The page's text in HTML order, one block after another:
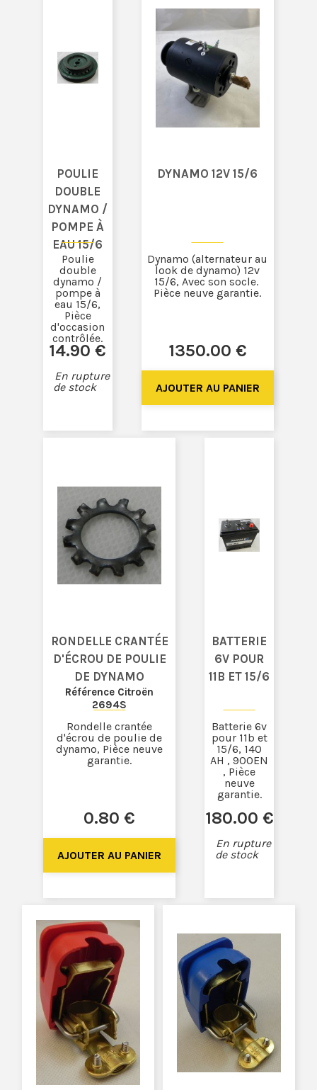
POULIE
DOUBLE
DYNAMO /
POMPE À
EAU 15/6
14.90 €
En rupture
de stock
Poulie
double
dynamo /
pompe à
eau 15/6,
Pièce
d'occasion
contrôlée.
DYNAMO 12V 15/6
1350.00 €
Dynamo (alternateur au
look de dynamo) 12v
15/6, Avec son socle.
Pièce neuve garantie.
RONDELLE CRANTÉE
D'ÉCROU DE POULIE
DE DYNAMO
Référence Citroën
2694S
0.80 €
Rondelle crantée
d'écrou de poulie de
dynamo, Pièce neuve
garantie.
BATTERIE
6V POUR
11B ET 15/6
180.00 €
En rupture
de stock
Batterie 6v
pour 11b et
15/6, 140
AH , 900EN
, Pièce
neuve
garantie.